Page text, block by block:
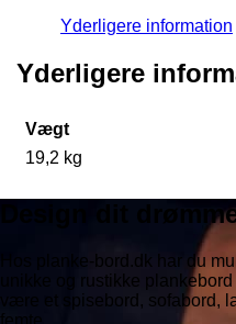
Yderligere information
Yderligere
Vægt
19,2 kg
Design dit
Hos planke-bord.dk har du
unikke og rustikke
være et spisebord, sofabord,
femte.